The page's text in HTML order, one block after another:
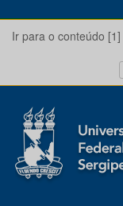
Ir para o conteúdo [1]